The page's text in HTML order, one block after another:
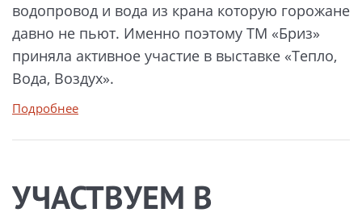
водопровод и вода из крана которую горожане
давно не пьют. Именно поэтому ТМ «Бриз»
приняла активное участие в выставке «Тепло,
Вода, Воздух».
Подробнее
УЧАСТВУЕМ В